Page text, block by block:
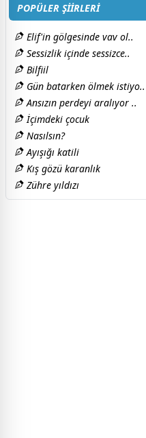
POPÜLER ŞİİRLERİ
Elif'in gölgesinde vav ol..
Sessizlik içinde sessizce..
Bilfiil
Gün batarken ölmek istiyo..
Ansızın perdeyi aralıyor ..
İçimdeki çocuk
Nasılsın?
Ayışığı katili
Kış gözü karanlık
Zühre yıldızı